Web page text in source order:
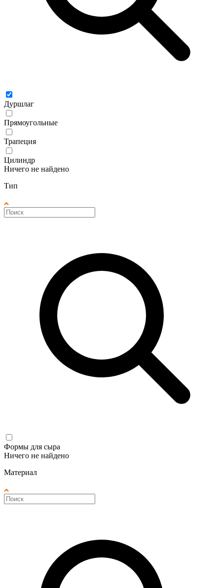
Дуршлаг
Прямоугольные
Трапеция
Цилиндр
Ничего не найдено
Тип
Формы для сыра
Ничего не найдено
Материал